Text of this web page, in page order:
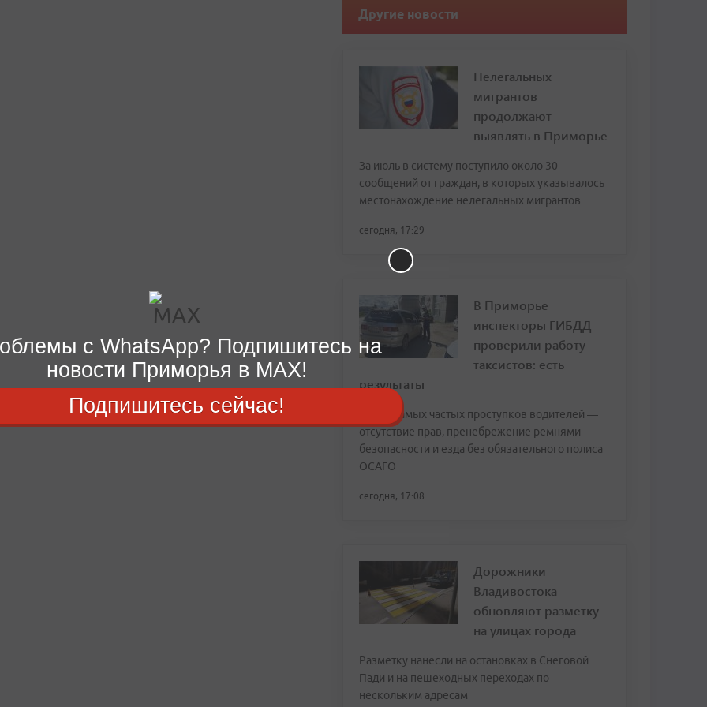
Другие новости
Нелегальных
мигрантов
продолжают
выявлять в Приморье
За июль в систему поступило около 30
сообщений от граждан, в которых указывалось
местонахождение нелегальных мигрантов
сегодня, 17:29
В Приморье
инспекторы ГИБДД
проверили работу
таксистов: есть
результаты
Среди самых частых проступков водителей —
отсутствие прав, пренебрежение ремнями
безопасности и езда без обязательного полиса
ОСАГО
сегодня, 17:08
Дорожники
Владивостока
обновляют разметку
на улицах города
Разметку нанесли на остановках в Снеговой
Пади и на пешеходных переходах по
нескольким адресам
с WhatsApp? Подпишитесь на
новости Приморья в MAX!
Подпишитесь сейчас!